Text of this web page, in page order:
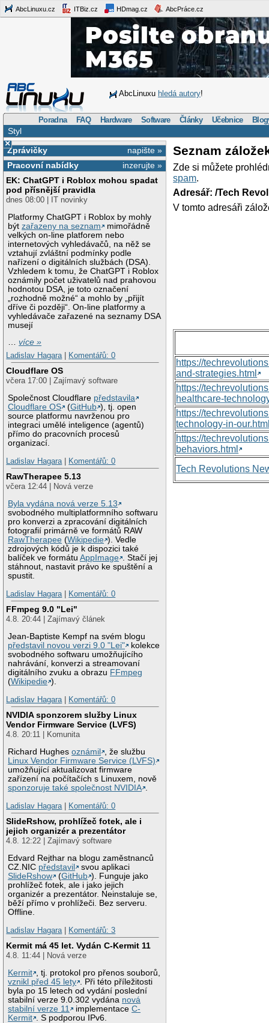
AbcLinuxu.cz ITBiz.cz HDmag.cz AbcPráce.cz
AbcLinuxu hledá autory!
Poradna FAQ Hardware Software Články Učebnice
Styl
×
napište »
Zprávičky
inzerujte »
Pracovní nabídky
EK: ChatGPT i Roblox mohou spadat
pod přísnější pravidla
dnes 08:00 | IT novinky
Platformy ChatGPT i Roblox by mohly
býtzařazeny na seznam
mimořádně
velkých on-line platforem nebo
internetových vyhledávačů, na něž se
vztahují zvláštní podmínky podle
nařízení o digitálních službách (DSA).
Vzhledem k tomu, že ChatGPT i Roblox
oznámily počet uživatelů nad prahovou
hodnotou DSA, je toto označení
„rozhodně možné“ a mohlo by „přijít
dříve či později“. On-line platformy a
vyhledávače zařazené na seznamy DSA
musejí
…více »
Ladislav Hagara
Komentářů: 0
Cloudflare OS
včera 17:00 | Zajímavý software
Společnost Cloudflare představila
Cloudflare OS
(GitHub ), tj. open
source platformu navrženou pro
integraci umělé inteligence (agentů)
přímo do pracovních procesů
organizací.
Ladislav Hagara
Komentářů: 0
RawTherapee 5.13
včera 12:44 | Nová verze
Byla vydána nová verze 5.13
svobodného multiplatformního softwaru
pro konverzi a zpracování digitálních
fotografií primárně ve formátů RAW
RawTherapee (Wikipedie ). Vedle
zdrojových kódů je k dispozici také
balíček ve formátuAppImage . Stačí jej
stáhnout, nastavit právo ke spuštění a
spustit.
Ladislav Hagara
Komentářů: 0
FFmpeg 9.0 "Lei"
4.8. 20:44 | Zajímavý článek
Jean-Baptiste Kempf na svém blogu
představil novou verzi 9.0 "Lei"
kolekce
svobodného softwaru umožňujícího
nahrávání, konverzi a streamovaní
digitálního zvuku a obrazu FFmpeg
(Wikipedie ).
Ladislav Hagara
Komentářů: 0
NVIDIA sponzorem služby Linux
Vendor Firmware Service (LVFS)
4.8. 20:11 | Komunita
Richard Hughesoznámil
, že službu
Linux Vendor Firmware Service (LVFS)
umožňující aktualizovat firmware
zařízení na počítačích s Linuxem, nově
sponzoruje také společnost NVIDIA .
Ladislav Hagara | Komentářů: 0
SlideRshow, prohlížeč fotek, ale i
jejich organizér a prezentátor
4.8. 12:22 | Zajímavý software
Edvard Rejthar na blogu zaměstnanců
CZ.NIC představil
svou aplikaci
SlideRshow
(GitHub ). Funguje jako
prohlížeč fotek, ale i jako jejich
organizér a prezentátor. Neinstaluje se,
běží přímo v prohlížeči. Bez serveru.
Offline.
Ladislav Hagara | Komentářů: 3
Kermit má 45 let. Vydán C-Kermit 11
4.8. 11:44 | Nová verze
Kermit , tj. protokol pro přenos souborů,
vznikl před 45 lety . Při této příležitosti
byla po 15 letech od vydání poslední
stabilní verze 9.0.302 vydána nová
stabilní verze 11
implementaceC-
Kermit . S podporou IPv6.
Seznam
Zde si můžete
spam.
Adresář: /Tech
V tomto adresáři
https://
and-strategies.html
https://
healthcare-
https://
technology-in-
https://
behaviors.html
Tech Revolutions